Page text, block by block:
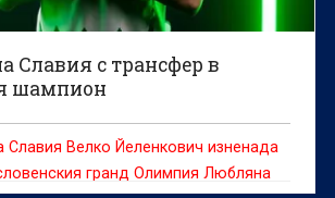
Славия с трансфер в
шампион
Славия Велко Йеленкович изненада
гранд Олимпия Любляна